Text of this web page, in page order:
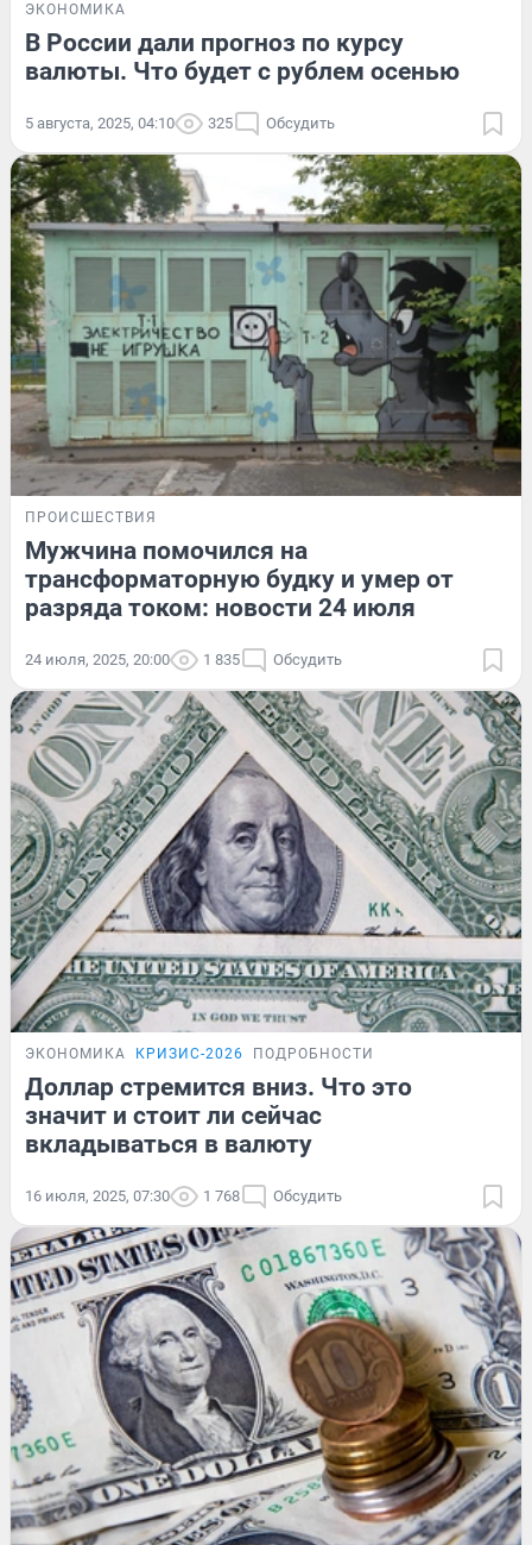
ЭКОНОМИКА
В России дали прогноз по курсу
валюты. Что будет с рублем осенью
5 августа, 2025, 04:10 325 Обсудить
ПРОИСШЕСТВИЯ
Мужчина помочился на
трансформаторную будку и умер от
разряда током: новости 24 июля
24 июля, 2025, 20:00 1 835 Обсудить
ЭКОНОМИКА КРИЗИС-2026 ПОДРОБНОСТИ
Доллар стремится вниз. Что это
значит и стоит ли сейчас
вкладываться в валюту
16 июля, 2025, 07:30 1 768 Обсудить